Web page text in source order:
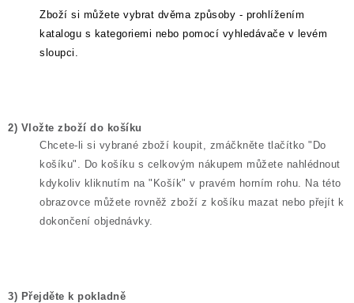
ZNAČKY
Obchodní podmínky
Zboží si můžete vybrat dvěma způsoby - prohlížením
katalogu s kategoriemi nebo pomocí vyhledávače v levém
sloupci.
2) Vložte zboží do košíku
Chcete-li si vybrané zboží koupit, zmáčkněte tlačítko "Do
košíku". Do košíku s celkovým nákupem můžete nahlédnout
kdykoliv kliknutím na" Košík" v pravém horním rohu. Na této
obrazovce můžete rovněž zboží z košíku mazat nebo přejít k
dokončení objednávky.
3) Přejděte k pokladně